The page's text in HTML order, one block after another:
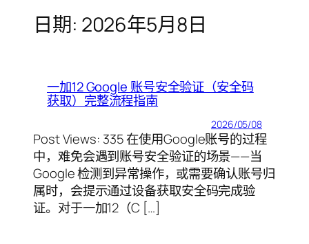
日期: 2026年5月8日
一加12 Google 账号安全验证（安全码
获取）完整流程指南
2026/05/08
Post Views: 335 在使用Google账号的过程
中，难免会遇到账号安全验证的场景——当
Google 检测到异常操作，或需要确认账号归
属时，会提示通过设备获取安全码完成验
证。对于一加12（C […]